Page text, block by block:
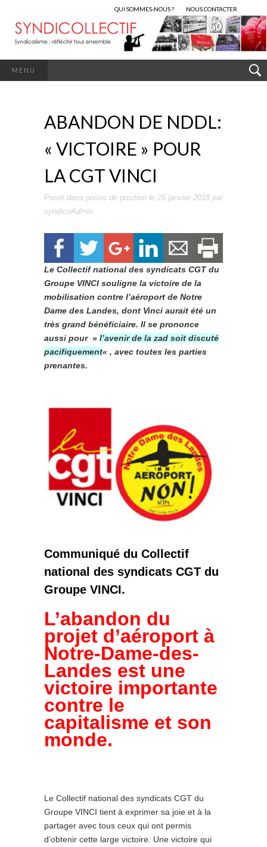
QUI SOMMES-NOUS ? NOUS CONTACTER
MENU
ABANDON DE NDDL:
« VICTOIRE » POUR
LA CGT VINCI
Posté dans prises de position le 25 janvier 2018 par
syndicoAdmin.
Le Collectif national des syndicats CGT du
Groupe VINCI souligne la victoire de la
mobilisation contre l’aéroport de Notre
Dame des Landes, dont Vinci aurait été un
très grand bénéficiaire. Il se prononce
aussi pour » l’avenir de la zad soit discuté
pacifiquement« , avec toutes les parties
prenantes.
Communiqué du Collectif
national des syndicats CGT du
Groupe VINCI.
L’abandon du
projet d’aéroport à
Notre-Dame-des-
Landes est une
victoire importante
contre le
capitalisme et son
monde.
Le Collectif national des syndicats CGT du
Groupe VINCI tient à exprimer sa joie et à la
partager avec tous ceux qui ont permis
d’obtenir cette large victoire. Une victoire qui